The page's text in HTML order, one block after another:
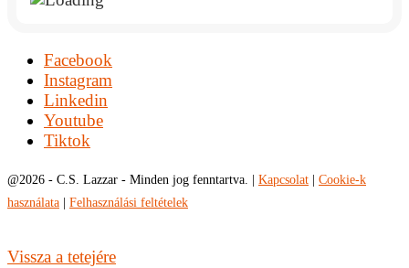
Facebook
Instagram
Linkedin
Youtube
Tiktok
@2026 - C.S. Lazzar - Minden jog fenntartva. | Kapcsolat
Cookie-k
használata
Felhasználási feltételek
Vissza a tetejére